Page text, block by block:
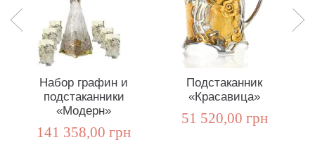
Набор графин и
подстаканники
«Модерн»
141 358,00 грн
Подстаканник
«Красавица»
51 520,00 грн